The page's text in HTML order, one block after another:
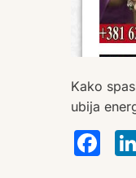
Kako
ubija